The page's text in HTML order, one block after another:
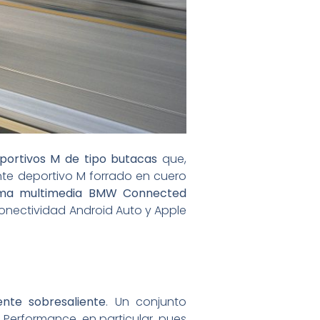
M de tipo butacas que,
deportivo M forrado en cuero
multimedia BMW Connected
Android Auto y Apple
sobresaliente. Un conjunto